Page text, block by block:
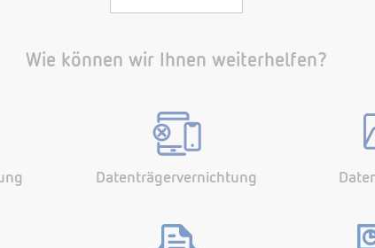
Wie können wir Ihnen weiterhelfen?
Datenträgervernichtung